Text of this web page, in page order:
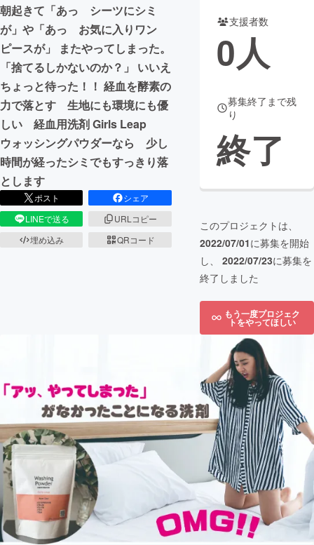
CAMPFIRE for Social Good
CAMPFIRE Creation
CAMPFIREふるさと納税machi-ya コミュニティ
朝起きて「あっ シーツにシミ
が」や「あっ お気に入りワン
ピースが」 またやってしまった。
「捨てるしかないのか？」 いいえ
ちょっと待った！！ 経血を酵素の
力で落とす 生地にも環境にも優
しい 経血用洗剤 Girls Leap
ウォッシングパウダーなら 少し
時間が経ったシミでもすっきり落
とします
ポスト
シェア
LINEで送る
URLコピー
埋め込み
QRコード
支援者数
0人
募集終了まで残
り
終了
このプロジェクトは、
2022/07/01に募集を開始
し、 2022/07/23に募集を
終了しました
もう一度プロジェク
トをやってほしい